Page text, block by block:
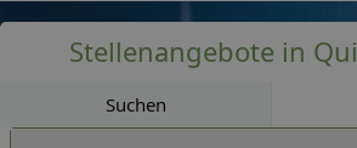
Stellenangebote in
Suchen